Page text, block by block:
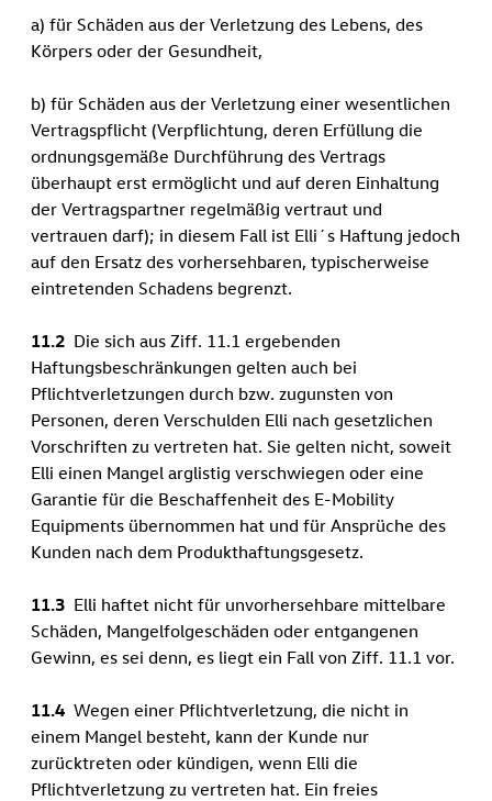
a) für Schäden aus der Verletzung des Lebens, des
Körpers oder der Gesundheit,
b) für Schäden aus der Verletzung einer wesentlichen
Vertragspflicht (Verpflichtung, deren Erfüllung die
ordnungsgemäße Durchführung des Vertrags
überhaupt erst ermöglicht und auf deren Einhaltung
der Vertragspartner regelmäßig vertraut und
vertrauen darf); in diesem Fall ist Elli´s Haftung jedoch
auf den Ersatz des vorhersehbaren, typischerweise
eintretenden Schadens begrenzt.
11.2 Die sich aus Ziff. 11.1 ergebenden
Haftungsbeschränkungen gelten auch bei
Pflichtverletzungen durch bzw. zugunsten von
Personen, deren Verschulden Elli nach gesetzlichen
Vorschriften zu vertreten hat. Sie gelten nicht, soweit
Elli einen Mangel arglistig verschwiegen oder eine
Garantie für die Beschaffenheit des E-Mobility
Equipments übernommen hat und für Ansprüche des
Kunden nach dem Produkthaftungsgesetz.
11.3 Elli haftet nicht für unvorhersehbare mittelbare
Schäden, Mangelfolgeschäden oder entgangenen
Gewinn, es sei denn, es liegt ein Fall von Ziff. 11.1 vor.
11.4 Wegen einer Pflichtverletzung, die nicht in
einem Mangel besteht, kann der Kunde nur
zurücktreten oder kündigen, wenn Elli die
Pflichtverletzung zu vertreten hat. Ein freies